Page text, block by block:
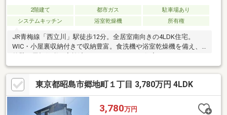
2階建て 都市ガス
駐車場あり
システムキッチン
浴室乾燥機 所有権
JR青梅線「西立川」駅徒歩12分。全居室南向きの4LDK住宅。
WIC・小屋裏収納付きで収納豊富。食洗機や浴室乾燥機を備え、
外壁・屋根修繕も実施済みのリノベーション住宅です。
東京都昭島市郷地町１丁目 3,780万円 4LDK
3,780万円